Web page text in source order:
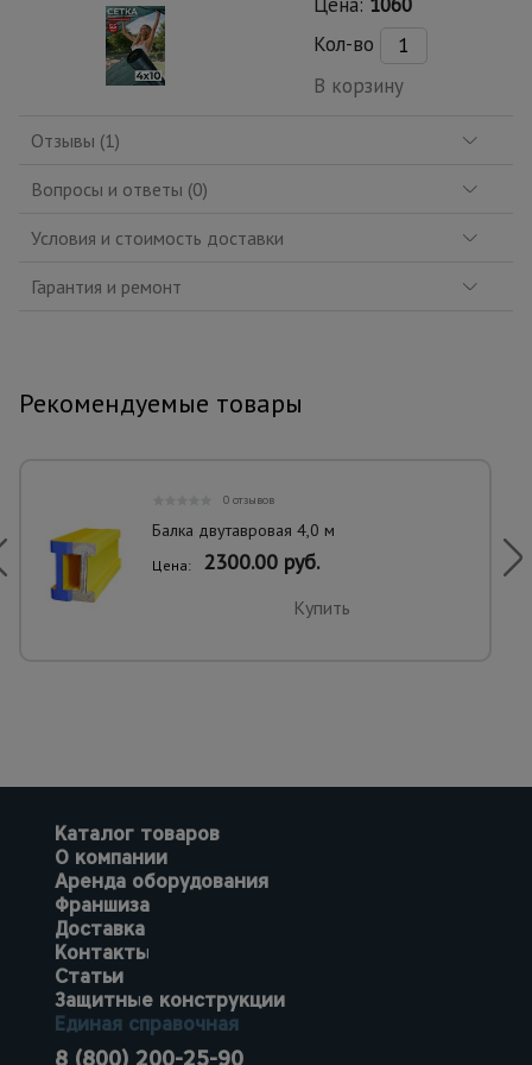
Кол-во
В корзину
Отзывы (1)
Вопросы и ответы (0)
Условия и стоимость доставки
Гарантия и ремонт
Рекомендуемые товары
0 отзывов
Балка двутавровая 4,0 м
Цена: 2300.00 руб.
Купить
Каталог товаров
О компании
Аренда оборудования
Франшиза
Доставка
Контакты
Статьи
Защитные конструкции
Единая справочная
8 (800) 200-25-90